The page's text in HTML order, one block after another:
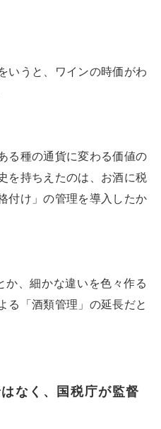
いうと、ワインの時価がわ
る種の通貨に変わる価値の
を持ちえたのは、お酒に税
付け」の管理を導入したか
か、細かな違いを色々作る
る「酒類管理」の延長だと
なく、国税庁が監督